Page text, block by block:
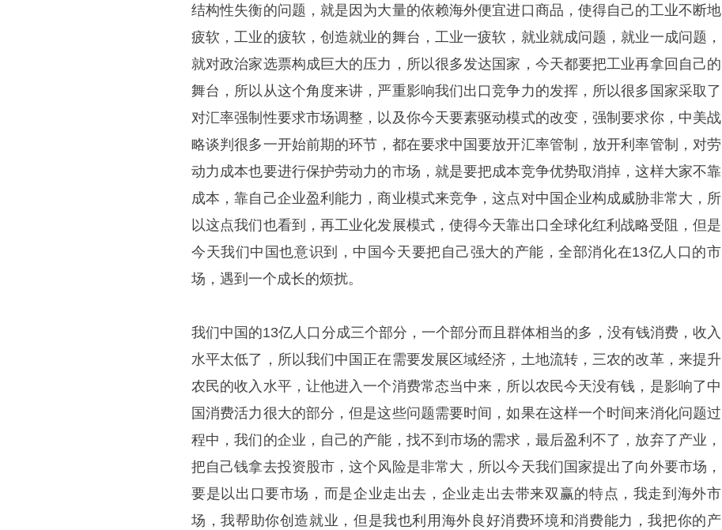
结构性失衡的问题，就是因为大量的依赖海外便宜进口商品，使得自己的工业不断地
疲软，工业的疲软，创造就业的舞台，工业一疲软，就业就成问题，就业一成问题，
就对政治家选票构成巨大的压力，所以很多发达国家，今天都要把工业再拿回自己的
舞台，所以从这个角度来讲，严重影响我们出口竞争力的发挥，所以很多国家采取了
对汇率强制性要求市场调整，以及你今天要素驱动模式的改变，强制要求你，中美战
略谈判很多一开始前期的环节，都在要求中国要放开汇率管制，放开利率管制，对劳
动力成本也要进行保护劳动力的市场，就是要把成本竞争优势取消掉，这样大家不靠
成本，靠自己企业盈利能力，商业模式来竞争，这点对中国企业构成威胁非常大，所
以这点我们也看到，再工业化发展模式，使得今天靠出口全球化红利战略受阻，但是
今天我们中国也意识到，中国今天要把自己强大的产能，全部消化在13亿人口的市
场，遇到一个成长的烦扰。
我们中国的13亿人口分成三个部分，一个部分而且群体相当的多，没有钱消费，收入
水平太低了，所以我们中国正在需要发展区域经济，土地流转，三农的改革，来提升
农民的收入水平，让他进入一个消费常态当中来，所以农民今天没有钱，是影响了中
国消费活力很大的部分，但是这些问题需要时间，如果在这样一个时间来消化问题过
程中，我们的企业，自己的产能，找不到市场的需求，最后盈利不了，放弃了产业，
把自己钱拿去投资股市，这个风险是非常大，所以今天我们国家提出了向外要市场，
要是以出口要市场，而是企业走出去，企业走出去带来双赢的特点，我走到海外市
场，我帮助你创造就业，但是我也利用海外良好消费环境和消费能力，我把你的产